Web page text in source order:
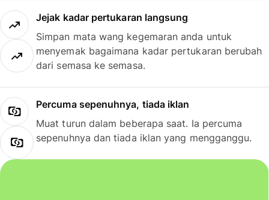
Jejak kadar pertukaran langsung
Simpan mata wang kegemaran anda untuk
menyemak bagaimana kadar pertukaran berubah
dari semasa ke semasa.
Percuma sepenuhnya, tiada iklan
Muat turun dalam beberapa saat. Ia percuma
sepenuhnya dan tiada iklan yang mengganggu.